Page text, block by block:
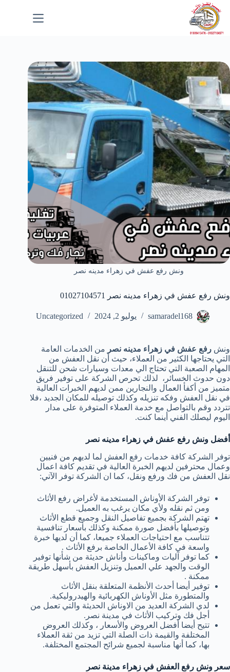
التجاوز
إلى
المحتوى
ونش رفع عفش في زهراء مدينه نصر
ونش رفع عفش في زهراء مدينه نصر 01027104571
samaradel168 يوليو 2, 2024 Uncategorized
ونش رفع عفش في زهراء مدينه نصر من الخدمات العامة
التي يحتاجها الكثير من العملاء، حيث أن نقل العفش من
المهام الصعبة التي تحتاج الي معدات وسيارات شحن للتنقل
دون حدوث الخسائر، لذلك تحرص الشركة على توفير فريق
متميز من أكفأ العمال والنجارين ممن لديهم الخبرات العالية
في نقل العفش وفكه تنزيله وكذلك توصيله للمكان الجديد ،فلا
تتردد وقم بالتواصل مع خدمة العملاء المتوفرة على مدار
اليوم ليصلك الفني أينما كنت.
أفضل ونش رفع عفش في زهراء مدينه نصر
توفر الشركة كافة خدمات رفع العفش لما لديهم من فنيين
وعمال محترفين لديهم الخبرة العالية في تقديم كافة اعمال
نقل العفش من فك ورفع ونقل، كما ان الشركة توفر الآتي:
توفر الشركة الأوناش المستخدمة لأغراض رفع الأثاث
ومن ثم نقله ولأي مكان يرغب به العميل.
تهتم الشركة بجميع تفاصيل النقل وجميع قطع الأثاث
وتوصيلها بأفضل صورة ممكنة وكذلك بأسعار تنافسية
تتناسب مع احتياجات العملاء جميعا، كما أن لديها خبرة
واسعة في كافة الأعمال الخاصة برفع الأثاث .
كما توفر آليات وماكينات وأناش حديثة من شأنها توفير
الوقت والجهد علي العميل وتنزيل العفش بأسهل طريقة
ممكنة .
توفير أيضا أحدث الأنظمة المتعلقة بنقل الأثاث
والمتطورة مثل الأوناش الكهربائية والهيدروليكية.
لدي الشركة العديد من الاوناش الحديثة والتي تعمل من
أجل فك وتركيب الأثاث في مدينة نصر.
تتيح أيضا أفضل العروض والأسعار ، وكذلك العروض
المختلفة والقيمة ذات الصلة التي تزيد من ثقة العملاء
بها، كما أنها مناسبة لجميع شرائح المجتمع المختلفة.
سعر ونش رفع العفش في زهراء مدينة نصر